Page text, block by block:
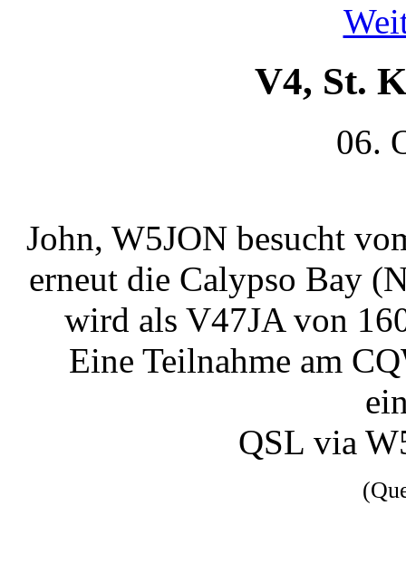
V4, St.
06.
John, W5JON besucht
erneut die Calypso Bay
wird als V47JA von
Eine Teilnahme am
QSL via